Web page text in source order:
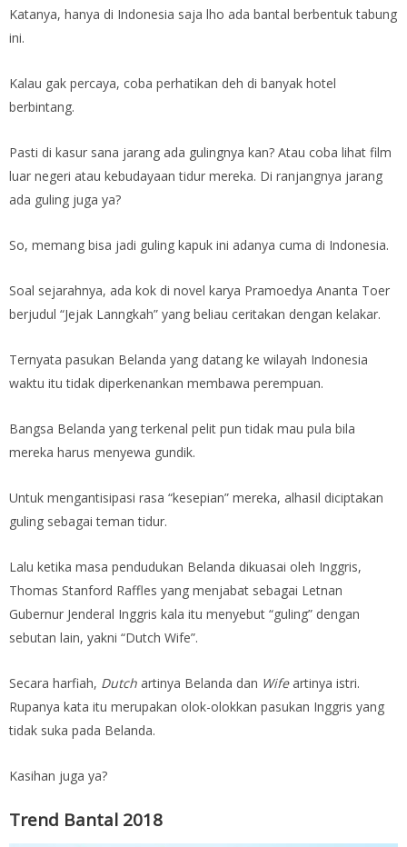
Katanya, hanya di Indonesia saja lho ada bantal berbentuk tabung
ini.
Kalau gak percaya, coba perhatikan deh di banyak hotel
berbintang.
Pasti di kasur sana jarang ada gulingnya kan? Atau coba lihat film
luar negeri atau kebudayaan tidur mereka. Di ranjangnya jarang
ada guling juga ya?
So, memang bisa jadi guling kapuk ini adanya cuma di Indonesia.
Soal sejarahnya, ada kok di novel karya Pramoedya Ananta Toer
berjudul “Jejak Lanngkah” yang beliau ceritakan dengan kelakar.
Ternyata pasukan Belanda yang datang ke wilayah Indonesia
waktu itu tidak diperkenankan membawa perempuan.
Bangsa Belanda yang terkenal pelit pun tidak mau pula bila
mereka harus menyewa gundik.
Untuk mengantisipasi rasa “kesepian” mereka, alhasil diciptakan
guling sebagai teman tidur.
Lalu ketika masa pendudukan Belanda dikuasai oleh Inggris,
Thomas Stanford Raffles yang menjabat sebagai Letnan
Gubernur Jenderal Inggris kala itu menyebut “guling” dengan
sebutan lain, yakni “Dutch Wife”.
Secara harfiah, Dutch artinya Belanda dan Wifeartinya istri.
Rupanya kata itu merupakan olok-olokkan pasukan Inggris yang
tidak suka pada Belanda.
Kasihan juga ya?
Trend Bantal 2018